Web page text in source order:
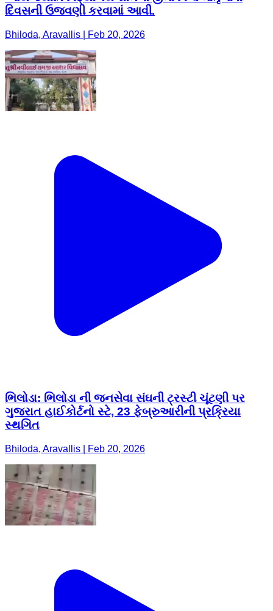
દિવસની ઉજવણી કરવામાં આવી.
Bhiloda, Aravallis | Feb 20, 2026
ભિલોડા: ભિલોડા ની જનસેવા સંઘની ટ્રસ્ટી ચૂંટણી પર
ગુજરાત હાઈકોર્ટનો સ્ટે, 23 ફેબ્રુઆરીની પ્રક્રિયા
સ્થગિત
Bhiloda, Aravallis | Feb 20, 2026